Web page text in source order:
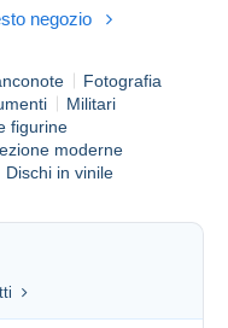
mon domicile
, virement...
Purchasers:
me
pour
For the
me, please.
payment by
(+ 0,50
pour les
negozio
Fotografia
Militari
figurine
moderne
Dischi in vinile